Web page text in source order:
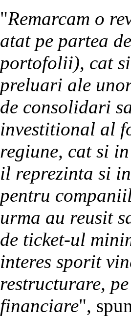
"Remarcam o
atat pe partea
portofolii), cat si
preluari ale
de consolidari
investitional al
regiune, cat si
il reprezinta si
pentru
urma au reusit
de ticket-ul
interes sporit
restructurare,
financiare",